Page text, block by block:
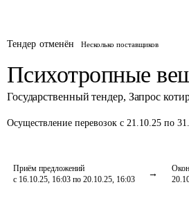
Тендер отменён Несколько поставщиков
Психотропные
Государственный тендер, Запрос
Осуществление перевозок с 21.10.25 по
Приём предложений
с 16.10.25, 16:03 по 20.10.25, 16:03